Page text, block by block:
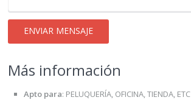
Más información
Apto para: PELUQUERÍA, OFICINA, TIENDA, ETC